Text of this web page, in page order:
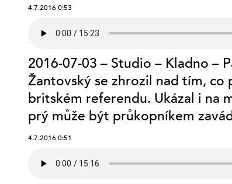
4.7.2016 0:53
2016-07-03 – Studio – Kladno –
Žantovský se zhrozil nad tím, co
britském referendu. Ukázal i na
prý může být průkopníkem
4.7.2016 0:51